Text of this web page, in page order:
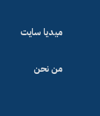
ميديا سايت
من نحن